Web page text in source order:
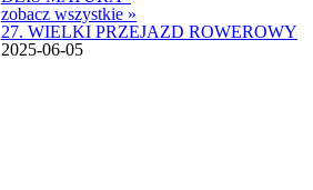
zobacz wszystkie »
27. WIELKI PRZEJAZD ROWEROWY
2025-06-05